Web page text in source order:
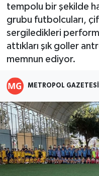
tempolu bir şekilde
grubu futbolcuları,
sergiledikleri
attıkları şık goller
memnun ediyor.
METROPOL GAZETESI